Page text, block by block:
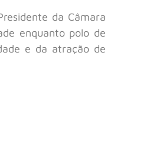
da Câmara
enquanto polo de
e da atração de